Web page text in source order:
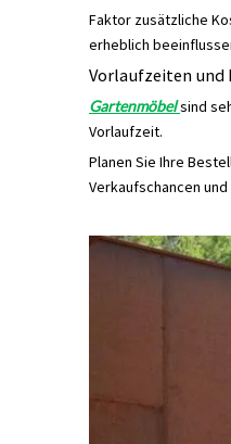
Faktor zusätzliche
erheblich
Vorlaufzeiten und
Gartenmöbelsind
Vorlaufzeit.
Planen Sie Ihre
Verkaufschancen